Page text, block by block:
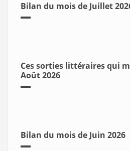
Bilan du mois de Juillet
Ces sorties littéraires qui
Août 2026
Bilan du mois de Juin 2026